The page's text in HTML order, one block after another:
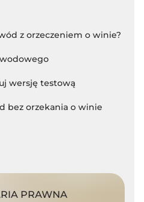
z orzeczeniem o winie?
wersję testową
bez orzekania o winie
PRAWNA